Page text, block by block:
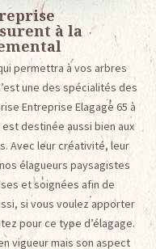
à la
permettra à vos arbres
une des spécialités des
Entreprise Elagage 65 à
destinée aussi bien aux
Avec leur créativité, leur
élagueurs paysagistes
et soignées afin de
si vous voulez apporter
pour ce type d’élagage.
vigueur mais son aspect